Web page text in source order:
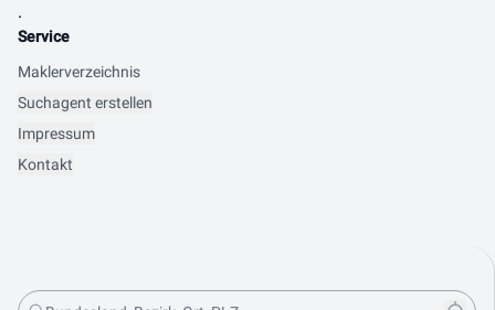
.
Service
Maklerverzeichnis
Suchagent erstellen
Impressum
Kontakt